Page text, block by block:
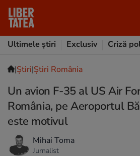
Ultimele știri
Exclusiv Criză
|Ştiri|Știri România
Un avion F-35 al US Air
România, pe Aeroportul
este motivul
Mihai Toma
Jurnalist